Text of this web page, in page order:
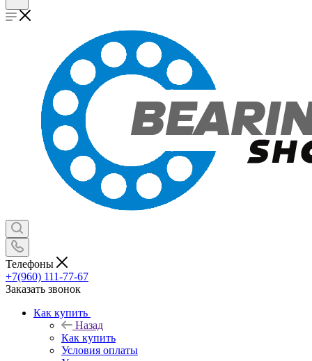
Телефоны
+7(960) 111-77-67
Заказать звонок
Как купить
Назад
Как купить
Условия оплаты